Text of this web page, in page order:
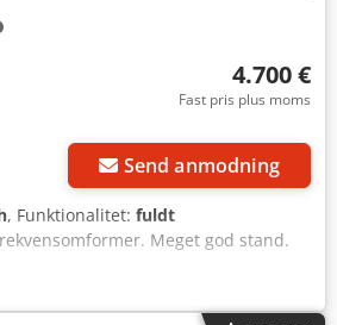
4.700 €
Fast pris plus moms
Send anmodning
, Funktionalitet: fuldt
Meget god stand.